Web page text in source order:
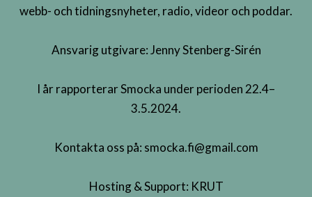
webb- och tidningsnyheter, radio, videor och poddar.
Ansvarig utgivare: Jenny Stenberg-Sirén
I år rapporterar Smocka under perioden 22.4–
3.5.2024.
Kontakta oss på: smocka.fi@gmail.com
Hosting & Support: KRUT